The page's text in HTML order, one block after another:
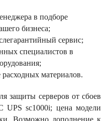
в подборе
бизнеса;
сервис;
специалистов в
материалов.
защиты серверов от сбоев
UPS sc1000i; цена модели
Возможно дополнение к